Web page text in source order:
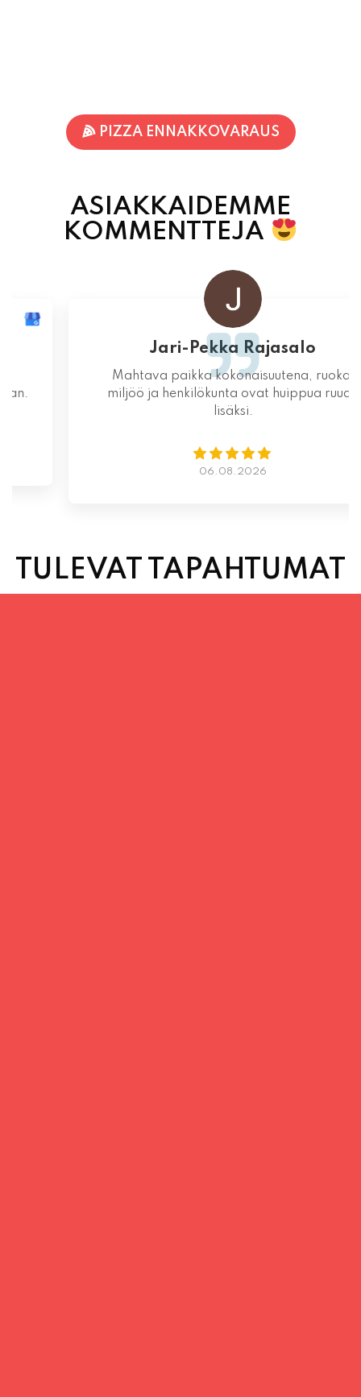
PIZZA ENNAKKOVARAUS
ASIAKKAIDEMME
KOMMENTTEJA
Jari-Pekka Rajasalo
Mahtava paikka kokonaisuutena, ruoka,
miljöö ja henkilökunta ovat huippua ruuan
06.08.2026
TULEVAT TAPAHTUMAT